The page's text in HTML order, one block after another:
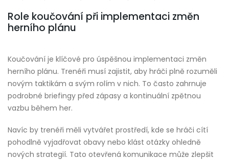
Role koučování při implementaci změn
herního plánu
Koučování je klíčové pro úspěšnou implementaci změn
herního plánu. Trenéři musí zajistit, aby hráči plně rozuměli
novým taktikám a svým rolím v nich. To často zahrnuje
podrobné briefingy před zápasy a kontinuální zpětnou
vazbu během her.
Navíc by trenéři měli vytvářet prostředí, kde se hráči cítí
pohodlně vyjadřovat obavy nebo klást otázky ohledně
nových strategií. Tato otevřená komunikace může zlepšit